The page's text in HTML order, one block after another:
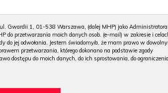
Gwardii 1, 01-538 Warszawa, (dalej MHP) jako Administratora
do przetwarzania moich danych osob. (e-mail) w zakresie i
do jej odwołania. Jestem świadomy/a, że mam prawo w
przetwarzania, którego dokonano na podstawie zgody
dostępu do moich danych, do ich sprostowania, do ograniczenia